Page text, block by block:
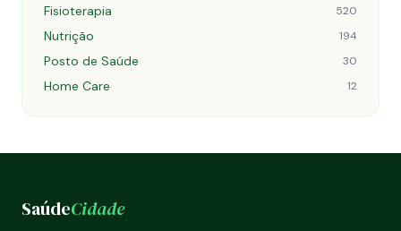
Fisioterapia 520
Nutrição 194
Posto de Saúde 30
Home Care 12
SaúdeCidade